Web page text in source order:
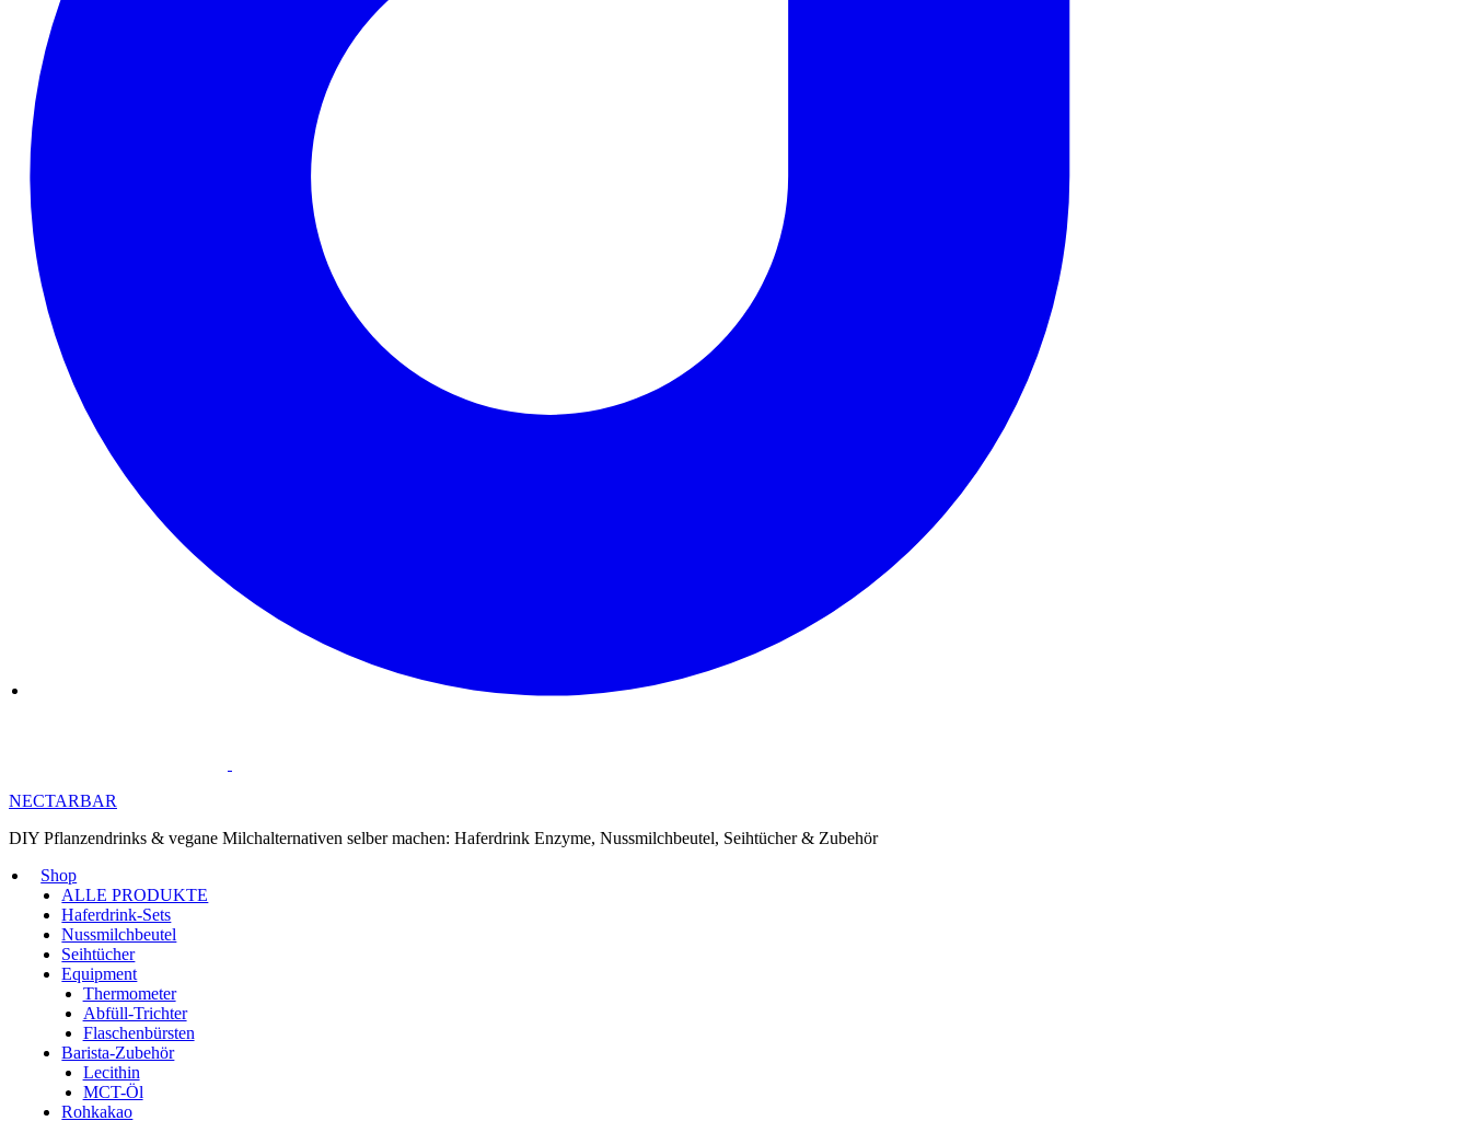
NECTARBAR
DIY Pflanzendrinks & vegane Milchalternativen selber machen: Haferdrink Enzyme, Nussmilchbeutel, Seihtücher & Zubehör
Shop
ALLE PRODUKTE
Haferdrink-Sets
Nussmilchbeutel
Seihtücher
Equipment
Thermometer
Abfüll-Trichter
Flaschenbürsten
Barista-Zubehör
Lecithin
MCT-Öl
Rohkakao